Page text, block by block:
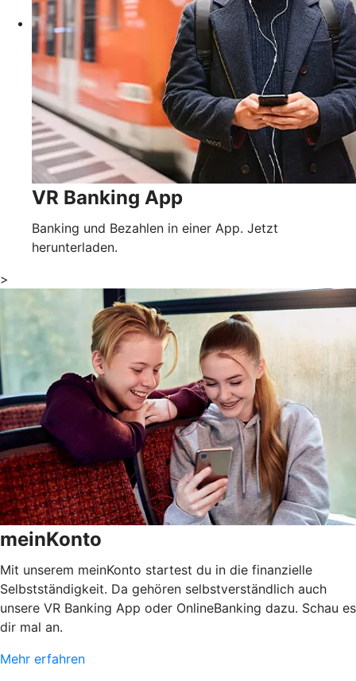
VR Banking App
Banking und Bezahlen in einer App. Jetzt
herunterladen.
>
meinKonto
Mit unserem meinKonto startest du in die finanzielle
Selbstständigkeit. Da gehören selbstverständlich auch
unsere VR Banking App oder OnlineBanking dazu. Schau es
dir mal an.
Mehr erfahren